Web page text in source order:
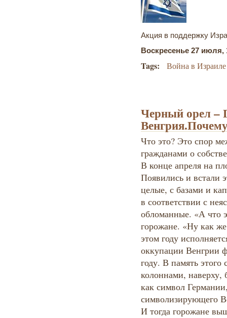
Акция в поддержку
Воскресенье 27 июля,
Tags: Война в Израиле
Черный орел –
Что это? Это спор
гражданами о
В конце апреля на
Появились и встали
целые, с базами и
в соответствии с
обломанные. «А что
горожане. «Ну как
этом году
оккупации Венгрии
году. В память
колоннами, наверху,
как символ
символизирующего
И тогда горожане